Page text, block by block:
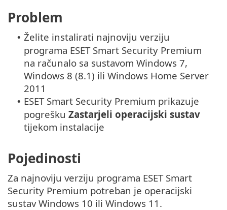
Problem
• Želite instalirati najnoviju verziju
programa ESET Smart Security Premium
na računalo sa sustavom Windows 7,
Windows 8 (8.1) ili Windows Home Server
2011
• ESET Smart Security Premium prikazuje
pogrešku Zastarjeli operacijski sustav
tijekom instalacije
Pojedinosti
Za najnoviju verziju programa ESET Smart
Security Premium potreban je operacijski
sustav Windows 10 ili Windows 11.